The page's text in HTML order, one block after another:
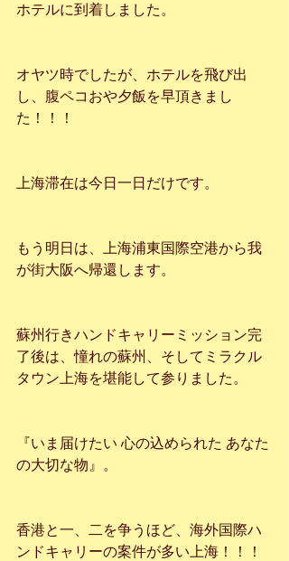
ホテルに到着しました。
オヤツ時でしたが、ホテルを飛び出
し、腹ペコおや夕飯を早頂きまし
た！！！
上海滞在は今日一日だけです。
もう明日は、上海浦東国際空港から我
が街大阪へ帰還します。
蘇州行きハンドキャリーミッション完
了後は、憧れの蘇州、そしてミラクル
タウン上海を堪能して参りました。
『いま届けたい 心の込められた あなた
の大切な物』。
香港と一、二を争うほど、海外国際ハ
ンドキャリーの案件が多い上海！！！